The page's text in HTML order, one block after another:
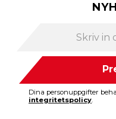
Dina personuppgifter
integritetspolicy.